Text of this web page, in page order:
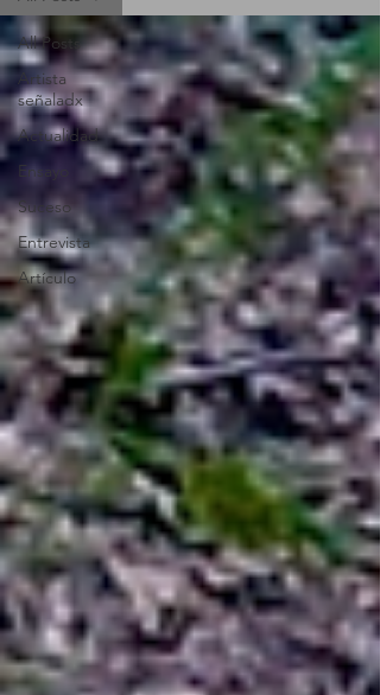
All Posts
Artista
señaladx
Actualidad
Ensayo
Suceso
Entrevista
Artículo